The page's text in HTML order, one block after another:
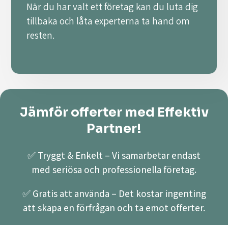
När du har valt ett företag kan du luta dig
tillbaka och låta experterna ta hand om
resten.
Jämför offerter med Effektiv
Partner!
✅ Tryggt & Enkelt – Vi samarbetar endast
med seriösa och professionella företag.
✅ Gratis att använda – Det kostar ingenting
att skapa en förfrågan och ta emot offerter.